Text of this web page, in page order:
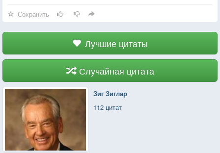
Сохранить
Лучшие цитаты
Случайная цитата
Зиг Зиглар
112 цитат